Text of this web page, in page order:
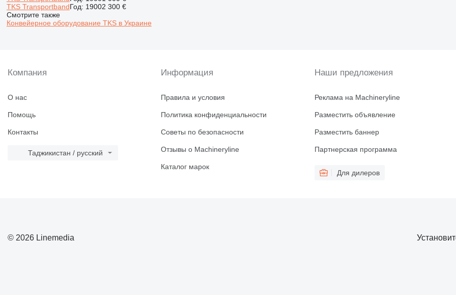
TKS TransportbandГод: 19002 300 €
Смотрите также
Конвейерное оборудование TKS в Украине
Компания
О нас
Помощь
Контакты
Таджикистан / русский
Информация
Правила и условия
Политика конфиденциальности
Советы по безопасности
Отзывы о Machineryline
Каталог марок
Наши предложения
Реклама на Machineryline
Разместить объявление
Разместить баннер
Партнерская программа
Для дилеров
© 2026 Linemedia